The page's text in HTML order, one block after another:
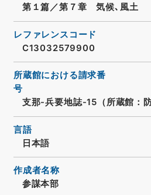
第１篇／第７章 気候､風土
レファレンスコード
C13032579900
所蔵館における請求番
号
支那-兵要地誌-15（所蔵館：
言語
日本語
作成者名称
参謀本部